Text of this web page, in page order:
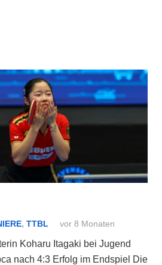
, TTBL vor 8 Monaten
Koharu Itagaki bei Jugend
nach 4:3 Erfolg im Endspiel Die